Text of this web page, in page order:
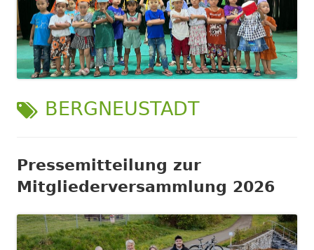
SCHLAGWORT:
BERGNEUSTADT
Pressemitteilung zur
Mitgliederversammlung 2026